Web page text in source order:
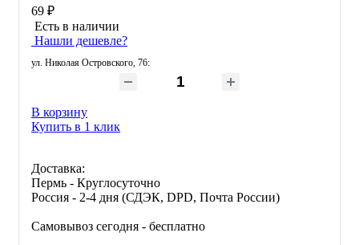
69 ₽
Есть в наличии
Нашли дешевле?
ул. Николая Островского, 76:
В корзину
Купить в 1 клик
Доставка:
Пермь - Круглосуточно
Россия - 2-4 дня (СДЭК, DPD, Почта России)
Самовывоз сегодня - бесплатно